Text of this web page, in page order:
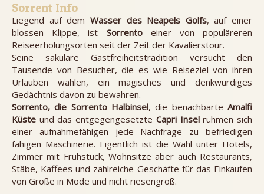
Sorrent Info
Liegend auf dem Wasser des Neapels Golfs, auf einer
blossen Klippe, ist Sorrentoeiner von populäreren
Reiseerholungsorten seit der Zeit der Kavalierstour.
Seine säkulare Gastfreiheitstradition versucht den
Tausende von Besucher, die es wie Reiseziel von ihren
Urlauben wählen, ein magisches und denkwürdiges
Gedächtnis davon zu bewahren.
Sorrento, die Sorrento Halbinsel, die benachbarte Amalfi
Küste und das entgegengesetzte Capri Inselrühmen sich
einer aufnahmefähigen jede Nachfrage zu befriedigen
fähigen Maschinerie. Eigentlich ist die Wahl unter Hotels,
Zimmer mit Frühstück, Wohnsitze aber auch Restaurants,
Stäbe, Kaffees und zahlreiche Geschäfte für das Einkaufen
von Größe in Mode und nicht riesengroß.